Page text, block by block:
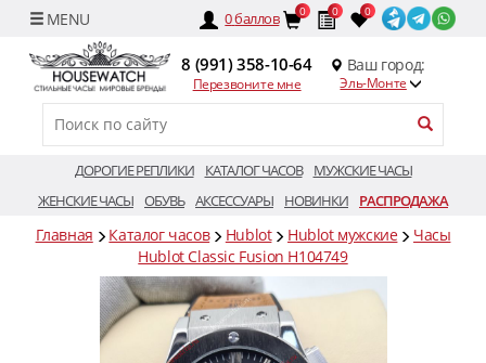
0баллов 0 0 0
8 (991) 358-10-64
Перезвоните мне
Ваш город:
Эль-Монте
ДОРОГИЕ РЕПЛИКИ КАТАЛОГ ЧАСОВ
МУЖСКИЕ ЧАСЫ
ЖЕНСКИЕ ЧАСЫ ОБУВЬ АКСЕССУАРЫ НОВИНКИ РАСПРОДАЖА
Главная Каталог часов Hublot Hublot мужские
Часы
Hublot Classic Fusion H104749